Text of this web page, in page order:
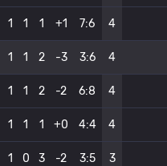
1 1 1 +1 7:6 4
1 1 2 -3 3:6 4
1 1 2 -2 6:8 4
1 1 1 +0 4:4 4
1 0 3 -2 3:5 3